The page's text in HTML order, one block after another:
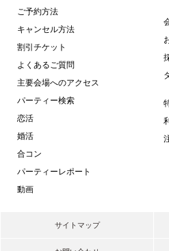
ご予約方法
キャンセル方法
割引チケット
よくあるご質問
主要会場へのアクセス
パーティー検索
恋活
婚活
合コン
パーティーレポート
動画
サイトマップ